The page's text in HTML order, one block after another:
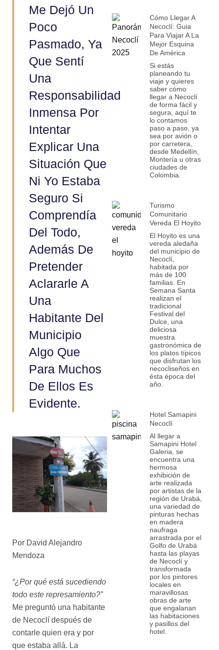
Me Dejó Un
Poco
Pasmado, Ya
Que Sentí
Una
Responsabilidad
Inmensa Por
Intentar
Explicar Una
Situación Que
Ni Yo Estaba
Seguro Si
Comprendía
Del Todo,
Además De
Pretender
Aclararle A
Una
Habitante Del
Municipio
Algo Que
Para Muchos
De Ellos Es
Evidente.
Por David Alejandro
Mendoza
“¿Por qué está sucediendo
todo este represamiento?”
Me preguntó una habitante
de Necoclí después de
contarle quien era y por
que estaba allá. La
Cómo Llegar A
Necoclí: Guia
Para Viajar A La
Mejor Esquina
De América
Si estás
planeando tu
viaje y quieres
saber cómo
llegar a Necoclí
de forma fácil y
segura, aquí te
lo contamos
paso a paso, ya
sea por avión o
por carretera,
desde Medellín,
Montería u otras
ciudades de
Colombia.
Turismo
Comunitario
Vereda El Hoyito
El Hoyito es una
vereda aledaña
del municipio de
Necoclí,
habitada por
más de 100
familias. En
Semana Santa
realizan el
tradicional
Festival del
Dulce, una
deliciosa
muestra
gastronómica de
los platos típicos
que disfrutan los
necocliseños en
ésta época del
año.
Hotel Samapini
Necoclí
Al llegar a
Samapini Hotel
Galeria, se
encuentra una
hermosa
exhibición de
arte realizada
por artistas de la
región de Urabá,
una variedad de
pinturas hechas
en madera
naufraga
arrastrada por el
Golfo de Urabá
hasta las playas
de Necoclí y
transformada
por los pintores
locales en
maravillosas
obras de arte
que engalanan
las habitaciones
y pasillos del
hotel.